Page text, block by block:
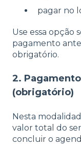
pagar no
Use essa opção
pagamento
obrigatório.
2.
(obrigatório)
Nesta
valor total do
concluir o